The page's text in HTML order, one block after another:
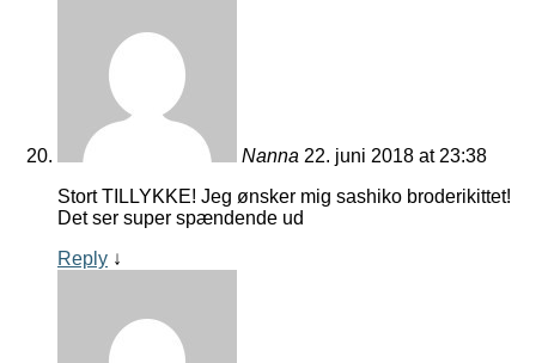
Nanna 22. juni 2018 at 23:38
Stort TILLYKKE! Jeg ønsker mig sashiko broderikittet!
Det ser super spændende ud
Reply ↓